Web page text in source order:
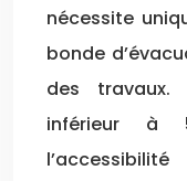
nécessite
bonde
des travaux.
inférieur à